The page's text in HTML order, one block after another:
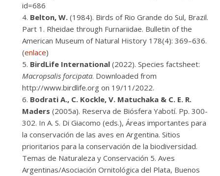
id=686
Belton, W. (1984). Birds of Rio Grande do Sul, Brazil.
Part 1. Rheidae through Furnariidae. Bulletin of the
American Museum of Natural History 178(4): 369–636.
(enlace)
BirdLife International (2022). Species factsheet:
Macropsalis forcipata. Downloaded from
http://www.birdlife.org on 19/11/2022.
Bodrati A., C. Kockle, V. Matuchaka & C. E. R.
Maders (2005a). Reserva de Biósfera Yabotí. Pp. 300-
302. In A. S. Di Giacomo (eds.), Áreas importantes para
la conservación de las aves en Argentina. Sitios
prioritarios para la conservación de la biodiversidad.
Temas de Naturaleza y Conservación 5. Aves
Argentinas/Asociación Ornitológica del Plata, Buenos